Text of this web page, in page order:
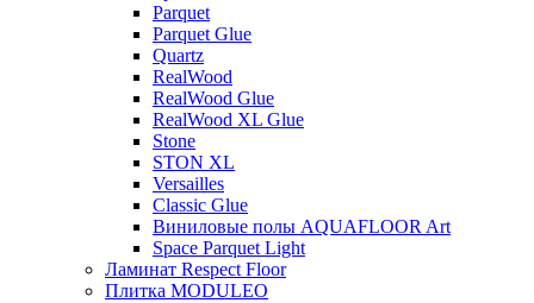
Parquet
Parquet Glue
Quartz
RealWood
RealWood Glue
RealWood XL Glue
Stone
STON XL
Versailles
Classic Glue
Виниловые полы AQUAFLOOR Art
Space Parquet Light
Ламинат Respect Floor
Плитка MODULEO